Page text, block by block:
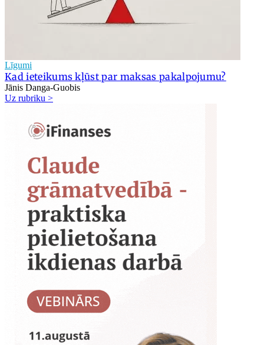
Līgumi
Kad ieteikums kļūst par maksas pakalpojumu?
Jānis Danga-Guobis
Uz rubriku >